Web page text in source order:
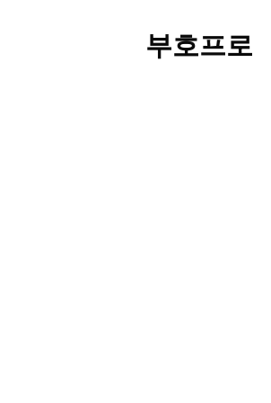
부호프로